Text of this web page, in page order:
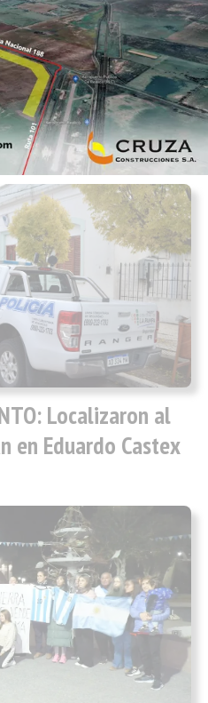
recibe a la
Cáceres
Localizaron al
en Eduardo Castex